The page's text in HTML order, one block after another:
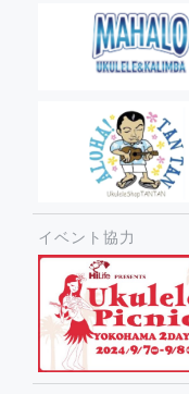
イベント協力